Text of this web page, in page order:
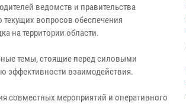
ведомств и правительства
вопросов обеспечения
на территории области.
темы, стоящие перед силовыми
эффективности взаимодействия.
совместных мероприятий и оперативного